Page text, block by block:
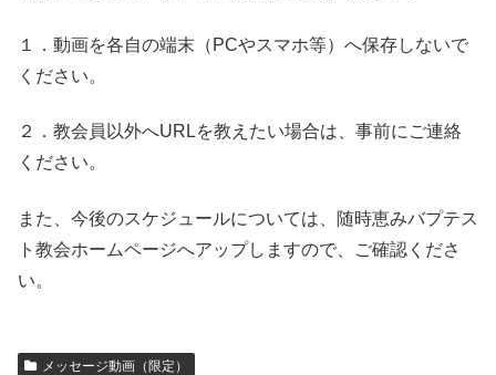
１．動画を各自の端末（PCやスマホ等）へ保存しないで
ください。
２．教会員以外へURLを教えたい場合は、事前にご連絡
ください。
また、今後のスケジュールについては、随時恵みバプテス
ト教会ホームページへアップしますので、ご確認くださ
い。
メッセージ動画（限定）